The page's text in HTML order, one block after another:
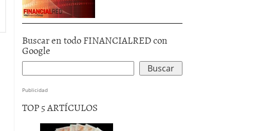
Buscar en todo FINANCIALRED con
Google
Publicidad
TOP 5 ARTÍCULOS